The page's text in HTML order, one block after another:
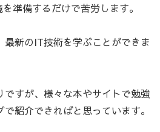
準備するだけで苦労します。
新のIT技術を学ぶことができま
すが、様々な本やサイトで勉強
紹介できればと思っています。